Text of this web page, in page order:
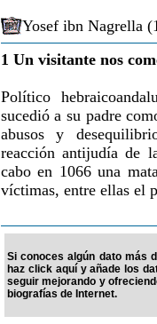
Yosef ibn Nagrella
1 Un visitante nos
Político
sucedió a su padre
abusos y
reacción antijudía de
cabo en 1066 una
víctimas, entre ellas el
Si conoces algún dato más
haz click aquí y añade los
seguir mejorando y
biografías de Internet.